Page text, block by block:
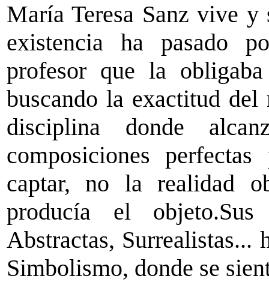
María Teresa Sanz vive
existencia ha pasado
profesor que la
buscando la exactitud
disciplina donde
composiciones
captar, no la realidad
producía el objeto.Sus
Abstractas,
Simbolismo, donde se